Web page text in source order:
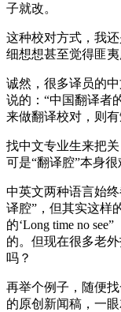
子就改。
这种校对方式，我
细想想甚至觉得匪夷
诚然，很多译员的
说的：“中国翻译者
来做翻译校对，则有
找中文专业生来把
可是“翻译腔”本身很
中英文两种语言始
译腔”，但其实这样
的‘Long time no
的。但现在很多老
吗？
再举个例子，随便
的原创新闻稿，一